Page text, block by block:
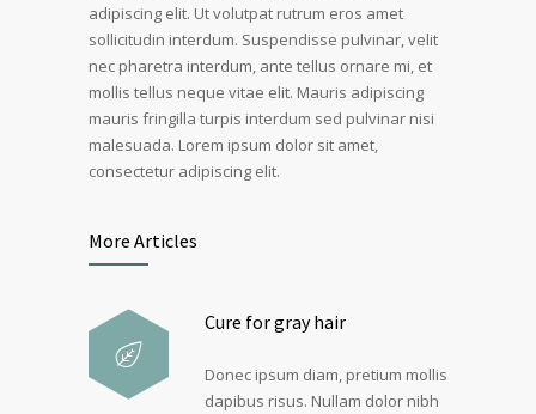
adipiscing elit. Ut volutpat rutrum eros amet
sollicitudin interdum. Suspendisse pulvinar, velit
nec pharetra interdum, ante tellus ornare mi, et
mollis tellus neque vitae elit. Mauris adipiscing
mauris fringilla turpis interdum sed pulvinar nisi
malesuada. Lorem ipsum dolor sit amet,
consectetur adipiscing elit.
More Articles
Cure for gray hair
Donec ipsum diam, pretium mollis
dapibus risus. Nullam dolor nibh